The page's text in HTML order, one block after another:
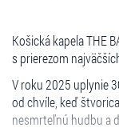
Košická kapela THE
s prierezom
V roku 2025 uplynie
od chvíle, keď
nesmrteľnú hudbu a